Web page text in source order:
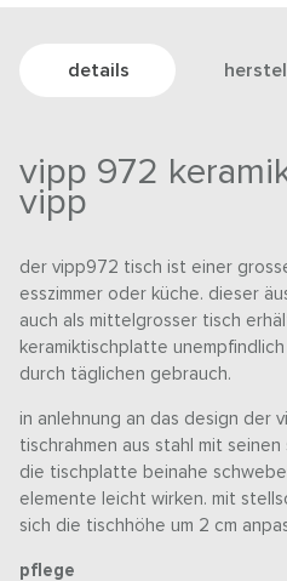
details
vipp 972
vipp
der vipp972 tisch ist einer
esszimmer oder küche. dieser
auch als mittelgrosser tisch
keramiktischplatte
durch täglichen gebrauch.
in anlehnung an das design der
tischrahmen aus stahl mit
die tischplatte beinahe
elemente leicht wirken. mit
sich die tischhöhe um 2 cm
pflege